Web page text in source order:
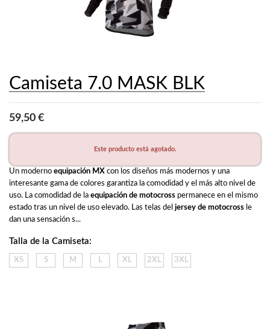
Camiseta 7.0 MASK BLK
59,50 €
Este producto está agotado.
Un moderno equipación MX con los diseños más modernos y una
interesante gama de colores garantiza la comodidad y el más alto nivel de
uso. La comodidad de la equipación de motocross permanece en el mismo
estado tras un nivel de uso elevado. Las telas del jersey de motocross le
dan una sensación s...
Talla de la Camiseta:
XS S M L XL 2XL 3XL